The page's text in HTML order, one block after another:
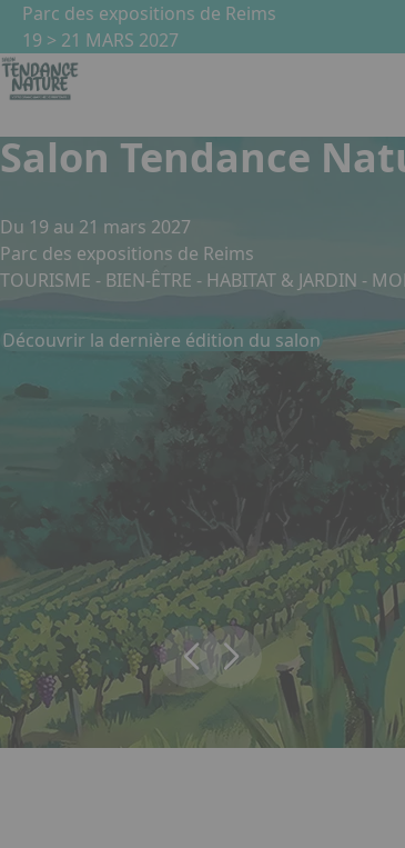
Aller au contenu principal
Parc des expositions de Reims
19 > 21 MARS 2027
Salon Tendance
Du 19 au 21 mars 2027
Parc des expositions de Reims
TOURISME - BIEN-ÊTRE - HABITAT & JARDIN -
Découvrir la dernière édition du salon
Panneau de gestion des cookies